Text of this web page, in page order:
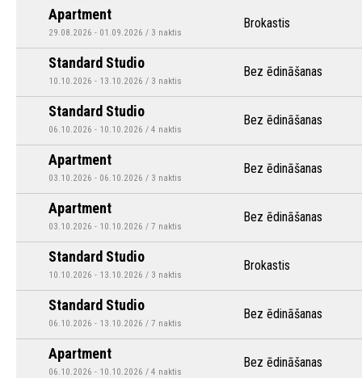
Apartment
29.08.2026 - 01.09.2026 / 3 naktis
Brokastis
Standard Studio
10.10.2026 - 13.10.2026 / 3 naktis
Bez ēdināšanas
Standard Studio
06.10.2026 - 10.10.2026 / 4 naktis
Bez ēdināšanas
Apartment
03.10.2026 - 06.10.2026 / 3 naktis
Bez ēdināšanas
Apartment
03.10.2026 - 10.10.2026 / 7 naktis
Bez ēdināšanas
Standard Studio
10.10.2026 - 13.10.2026 / 3 naktis
Brokastis
Standard Studio
06.10.2026 - 13.10.2026 / 7 naktis
Bez ēdināšanas
Apartment
06.10.2026 - 10.10.2026 / 4 naktis
Bez ēdināšanas